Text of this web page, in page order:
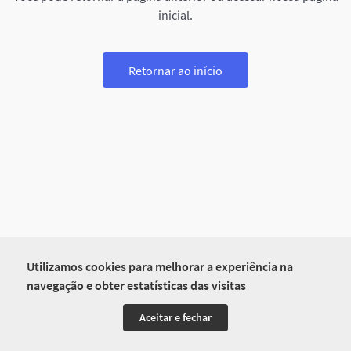
Utilizamos cookies para melhorar a experiência na
navegação e obter estatísticas das visitas
Aceitar e fechar
inicial.
Retornar ao início